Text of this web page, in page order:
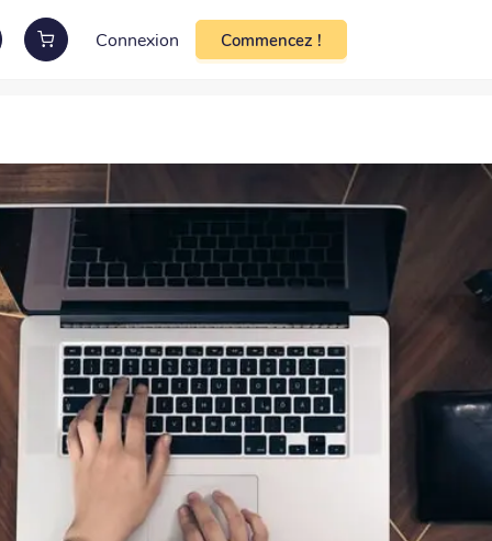
Connexion Commencez !